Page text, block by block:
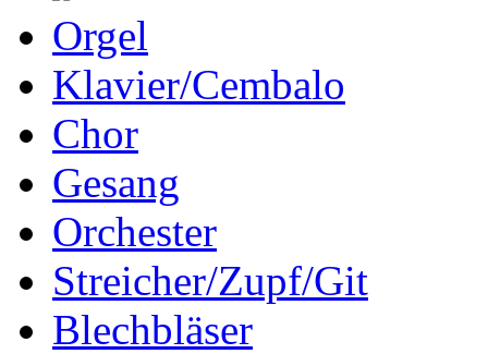
Orgel
Klavier/Cembalo
Chor
Gesang
Orchester
Streicher/Zupf/Git
Blechbläser